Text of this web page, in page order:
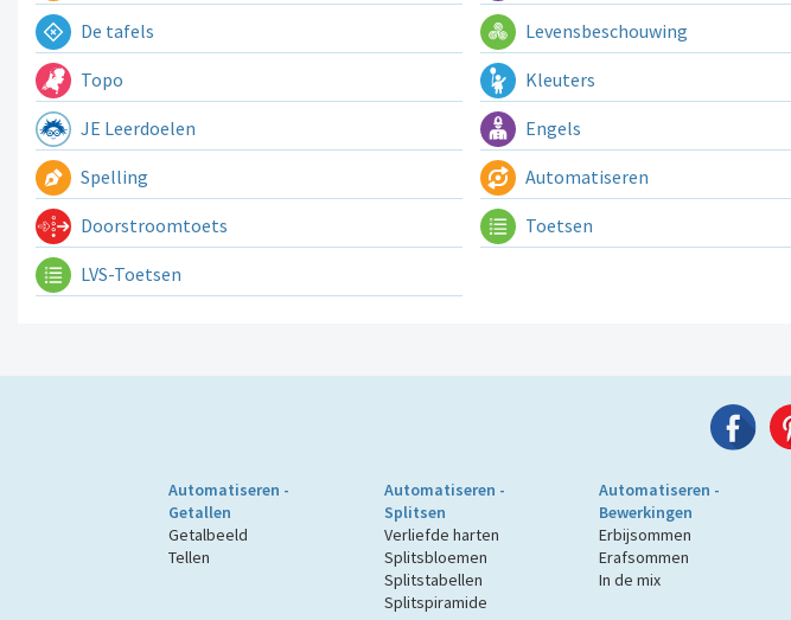
De tafels Levensbeschouwing
Topo Kleuters
JE Leerdoelen Engels
Spelling Automatiseren
Doorstroomtoets Toetsen
LVS-Toetsen
Automatiseren -
Getallen
Getalbeeld
Tellen
Automatiseren -
Splitsen
Verliefde harten
Splitsbloemen
Splitstabellen
Splitspiramide
Automatiseren -
Bewerkingen
Erbijsommen
Erafsommen
In de mix